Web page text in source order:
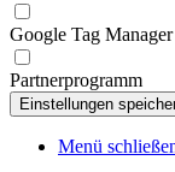
Google Tag Manager
Partnerprogramm
Menü